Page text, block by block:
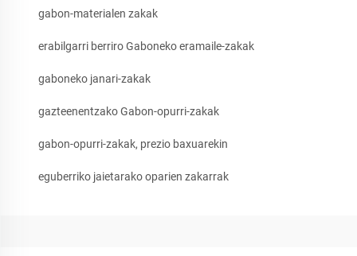
gabon-materialen zakak
erabilgarri berriro Gaboneko eramaile-zakak
gaboneko janari-zakak
gazteenentzako Gabon-opurri-zakak
gabon-opurri-zakak, prezio baxuarekin
eguberriko jaietarako oparien zakarrak